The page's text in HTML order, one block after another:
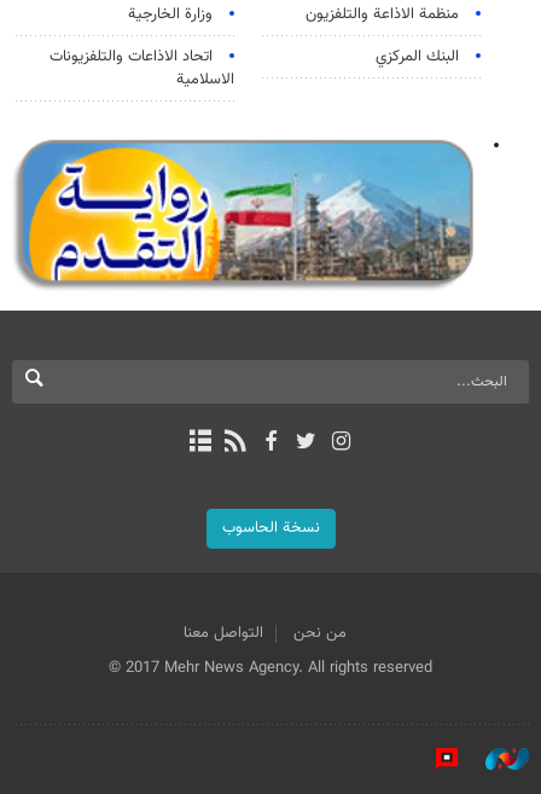
منظمة الاذاعة والتلفزیون
وزارة الخارجية
البنك المركزي
اتحاد الاذاعات والتلفزيونات
الاسلامية
نسخة الحاسوب
من نحن
التواصل معنا
© 2017 Mehr News Agency. All rights reserved